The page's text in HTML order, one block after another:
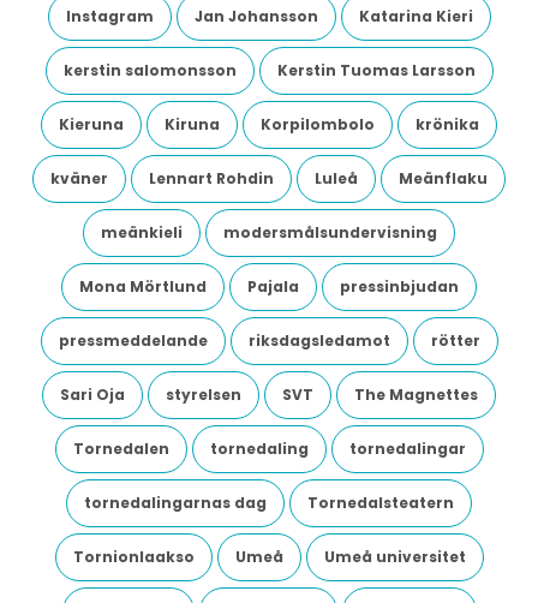
Instagram Jan Johansson Katarina Kieri
kerstin salomonsson Kerstin Tuomas Larsson
Kieruna Kiruna Korpilombolo krönika
kväner Lennart Rohdin Luleå Meänflaku
meänkieli modersmålsundervisning
Mona Mörtlund Pajala pressinbjudan
pressmeddelande riksdagsledamot rötter
Sari Oja styrelsen SVT The Magnettes
Tornedalen tornedaling tornedalingar
tornedalingarnas dag Tornedalsteatern
Tornionlaakso Umeå Umeå universitet